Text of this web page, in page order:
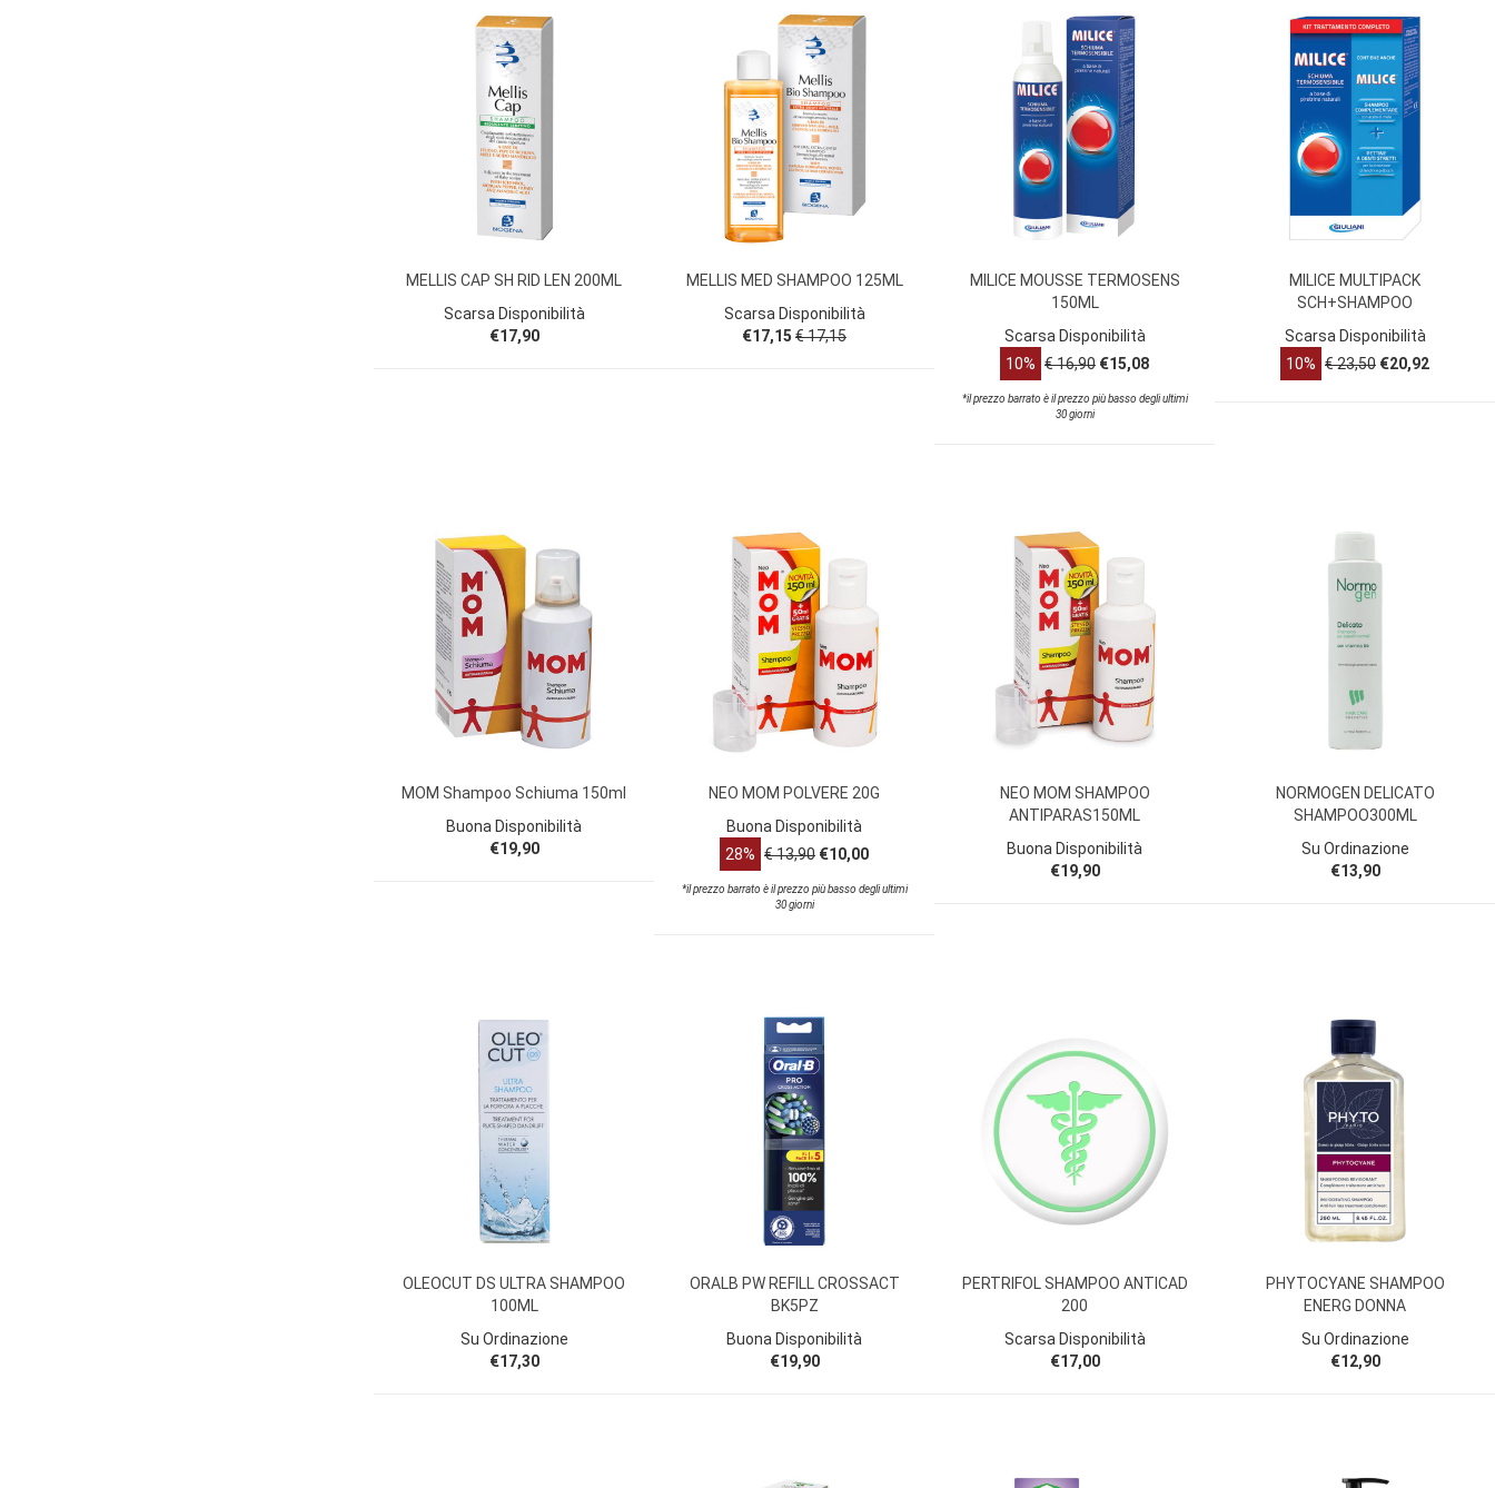
MELLIS CAP SH RID LEN 200ML
Scarsa Disponibilità
€17,90
MELLIS MED SHAMPOO 125ML
Scarsa Disponibilità
€17,15 € 17,15
MILICE MOUSSE TERMOSENS
150ML
Scarsa Disponibilità
10% € 16,90 €15,08
*il prezzo barrato è il prezzo più basso degli ultimi
30 giorni
MILICE MULTIPACK
SCH+SHAMPOO
Scarsa Disponibilità
10% € 23,50 €20,92
MOM Shampoo Schiuma 150ml
Buona Disponibilità
€19,90
NEO MOM POLVERE 20G
Buona Disponibilità
28% € 13,90 €10,00
*il prezzo barrato è il prezzo più basso degli ultimi
30 giorni
NEO MOM SHAMPOO
ANTIPARAS150ML
Buona Disponibilità
€19,90
NORMOGEN DELICATO
SHAMPOO300ML
Su Ordinazione
€13,90
OLEOCUT DS ULTRA SHAMPOO
100ML
Su Ordinazione
€17,30
ORALB PW REFILL CROSSACT
BK5PZ
Buona Disponibilità
€19,90
PERTRIFOL SHAMPOO ANTICAD
200
Scarsa Disponibilità
€17,00
PHYTOCYANE SHAMPOO
ENERG DONNA
Su Ordinazione
€12,90